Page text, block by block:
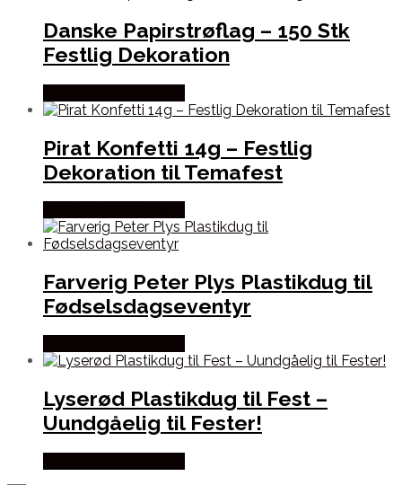
Danske Papirstrøflag – 150 Stk
Festlig Dekoration
Pirat Konfetti 14g – Festlig
Dekoration til Temafest
Farverig Peter Plys Plastikdug til
Fødselsdagseventyr
Lyserød Plastikdug til Fest –
Uundgåelig til Fester!